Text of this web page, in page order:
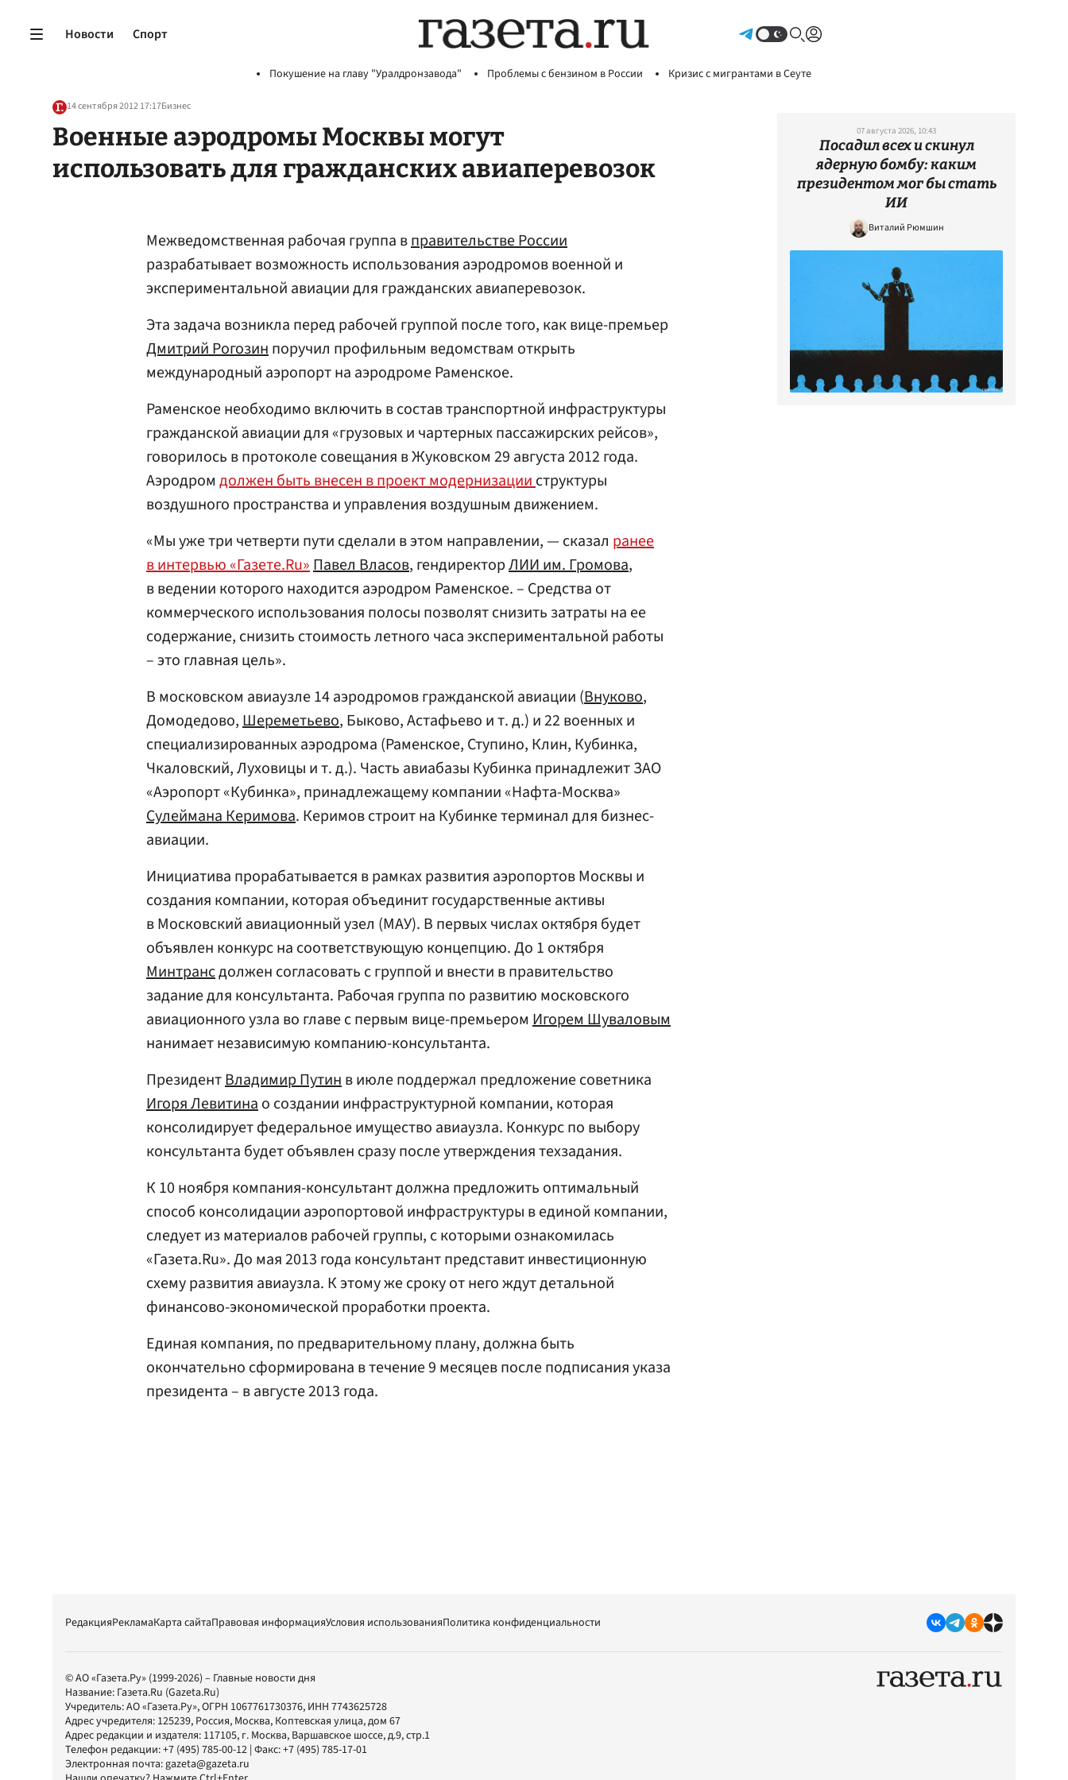
Новости Спорт
Покушение на главу "Уралдронзавода" Проблемы с бензином в России Кризис с мигрантами в Сеуте
14 сентября 2012 17:17Бизнес
Военные аэродромы Москвы могут
использовать для гражданских авиаперевозок
Межведомственная рабочая группа вправительстве России
разрабатывает возможность использования аэродромов военной и
экспериментальной авиации для гражданских авиаперевозок.
Эта задача возникла перед рабочей группой после того, как вице-премьер
Дмитрий Рогозинпоручил профильным ведомствам открыть
международный аэропорт на аэродроме Раменское.
Раменское необходимо включить в состав транспортной инфраструктуры
гражданской авиации для «грузовых и чартерных пассажирских рейсов»,
говорилось в протоколе совещания в Жуковском 29 августа 2012 года.
Аэродром должен быть внесен в проект модернизацииструктуры
воздушного пространства и управления воздушным движением.
«Мы уже три четверти пути сделали в этом направлении, — сказал ранее
в интервью «Газете.Ru»Павел Власов, гендиректорЛИИ им. Громова,
в ведении которого находится аэродром Раменское. – Средства от
коммерческого использования полосы позволят снизить затраты на ее
содержание, снизить стоимость летного часа экспериментальной работы
– это главная цель».
В московском авиаузле 14 аэродромов гражданской авиации (Внуково,
Домодедово,Шереметьево, Быково, Астафьево и т. д.) и 22 военных и
специализированных аэродрома (Раменское, Ступино, Клин, Кубинка,
Чкаловский, Луховицы и т. д.). Часть авиабазы Кубинка принадлежит ЗАО
«Аэропорт «Кубинка», принадлежащему компании «Нафта-Москва»
Сулеймана Керимова. Керимов строит на Кубинке терминал для бизнес-
авиации.
Инициатива прорабатывается в рамках развития аэропортов Москвы и
создания компании, которая объединит государственные активы
в Московский авиационный узел (МАУ). В первых числах октября будет
объявлен конкурс на соответствующую концепцию. До 1 октября
Минтрансдолжен согласовать с группой и внести в правительство
задание для консультанта. Рабочая группа по развитию московского
авиационного узла во главе с первым вице-премьером Игорем Шуваловым
нанимает независимую компанию-консультанта.
ПрезидентВладимир Путинв июле поддержал предложение советника
Игоря Левитинао создании инфраструктурной компании, которая
консолидирует федеральное имущество авиаузла. Конкурс по выбору
консультанта будет объявлен сразу после утверждения техзадания.
К 10 ноября компания-консультант должна предложить оптимальный
способ консолидации аэропортовой инфраструктуры в единой компании,
следует из материалов рабочей группы, с которыми ознакомилась
«Газета.Ru». До мая 2013 года консультант представит инвестиционную
схему развития авиаузла. К этому же сроку от него ждут детальной
финансово-экономической проработки проекта.
Единая компания, по предварительному плану, должна быть
окончательно сформирована в течение 9 месяцев после подписания указа
президента – в августе 2013 года.
07 августа 2026, 10:43
Посадил всех и скинул
ядерную бомбу: каким
президентом мог бы стать
ИИ
Виталий Рюмшин
РедакцияРекламаКарта сайтаПравовая информацияУсловия использованияПолитика конфиденциальности
© АО «Газета.Ру» (1999-2026) – Главные новости дня
Название: Газета.Ru (Gazeta.Ru)
Учредитель:АО «Газета.Ру», ОГРН 1067761730376, ИНН 7743625728
Адрес учредителя: 125239, Россия, Москва, Коптевская улица, дом 67
Адрес редакции и издателя: 117105, г. Москва, Варшавское шоссе, д.9, стр.1
Телефон редакции:+7 (495) 785-00-12 | Факс:+7 (495) 785-17-01
Электронная почта:gazeta@gazeta.ru